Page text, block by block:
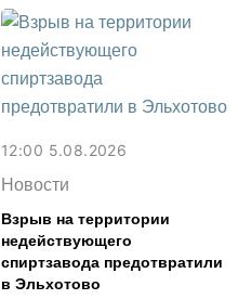
12:00 5.08.2026
Новости
Взрыв на территории
недействующего
спиртзавода предотвратили
в Эльхотово